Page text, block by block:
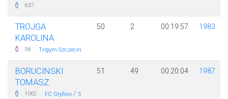
637
TROJGA
KAROLINA
56 · Trigym Szczecin
50 2 00:19:57 1983
BORUCINSKI
TOMASZ
1062 · FC Gryfino / 5
51 49 00:20:04 1987